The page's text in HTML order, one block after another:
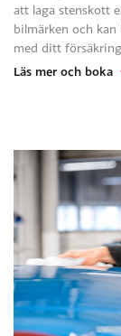
att laga stenskott
bilmärken och
med ditt
Läs mer och boka